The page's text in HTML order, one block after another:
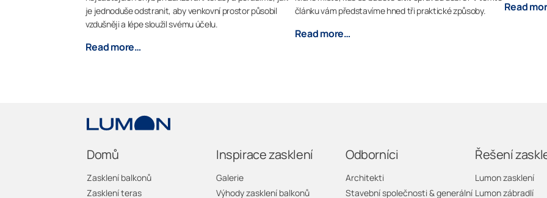
je jednoduše odstranit, aby venkovní prostor působil
vzdušněji a lépe sloužil svému účelu.
Read more…
článku vám představíme hned tři praktické způsoby.
Read more…
Read
Domů
Zasklení balkonů
Zasklení teras
Inspirace zasklení
Galerie
Výhody zasklení balkonů
Odborníci
Architekti
Stavební společnosti & generální
Řešení
Lumon zasklení
Lumon zábradlí